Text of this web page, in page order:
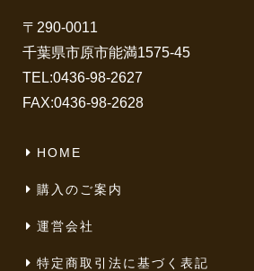
〒290-0011
千葉県市原市能満1575-45
TEL:0436-98-2627
FAX:0436-98-2628
HOME
購入のご案内
運営会社
特定商取引法に基づく表記